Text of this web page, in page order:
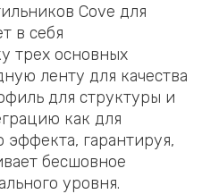
Cove для
в себя
трех основных
ленту для качества
для структуры и
как для
эффекта, гарантируя,
бесшовное
уровня.